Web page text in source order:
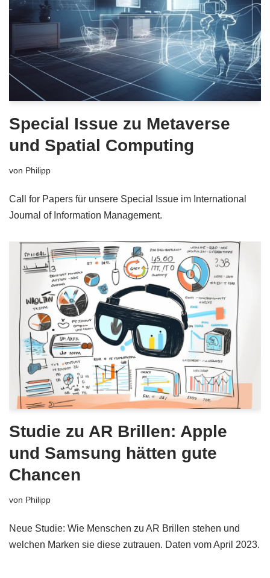
Special Issue zu Metaverse
und Spatial Computing
von Philipp
Call for Papers für unsere Special Issue im International
Journal of Information Management.
Studie zu AR Brillen: Apple
und Samsung hätten gute
Chancen
von Philipp
Neue Studie: Wie Menschen zu AR Brillen stehen und
welchen Marken sie diese zutrauen. Daten vom April 2023.